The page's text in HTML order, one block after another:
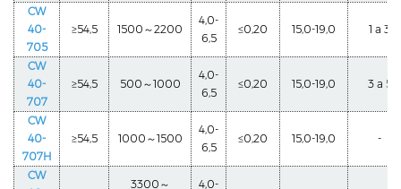
CW
40-
705
≥54,5 1500～2200
4,0-
6,5
≤0,20 15,0-19,0 1 a 3
CW
40-
707
≥54,5 500～1000
4,0-
6,5
≤0,20 15,0-19,0 3 a 5
CW
40-
707H
≥54,5 1000～1500
4,0-
6,5
≤0,20 15,0-19,0 -
CW
3300～
4,0-